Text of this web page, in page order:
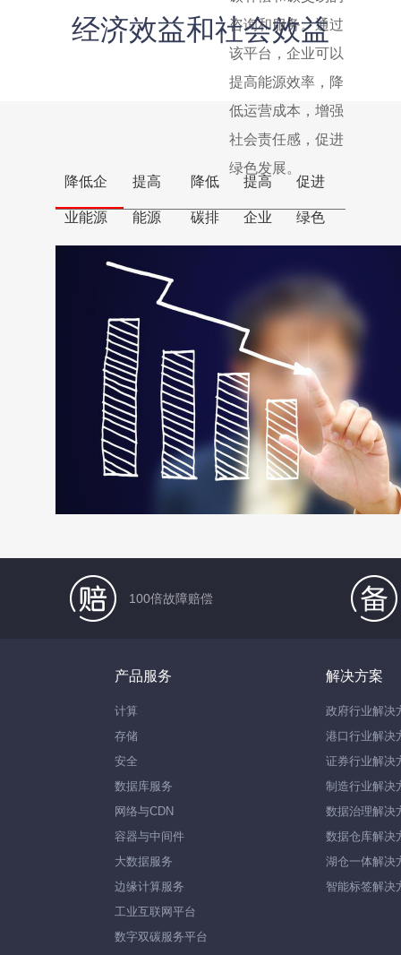
咨询和服务。通过
该平台，企业可以
提高能源效率，降
低运营成本，增强
社会责任感，促进
绿色发展。
经济效益和社会效益
降低企
业能源
提高
能源
降低
碳排
提高
企业
促进
绿色
100倍故障赔偿
产品服务
计算
存储
安全
数据库服务
网络与CDN
容器与中间件
大数据服务
边缘计算服务
工业互联网平台
数字双碳服务平台
解决方案
政府行业解决
港口行业解决
证券行业解决
制造行业解决
数据治理解决
数据仓库解决
湖仓一体解决
智能标签解决